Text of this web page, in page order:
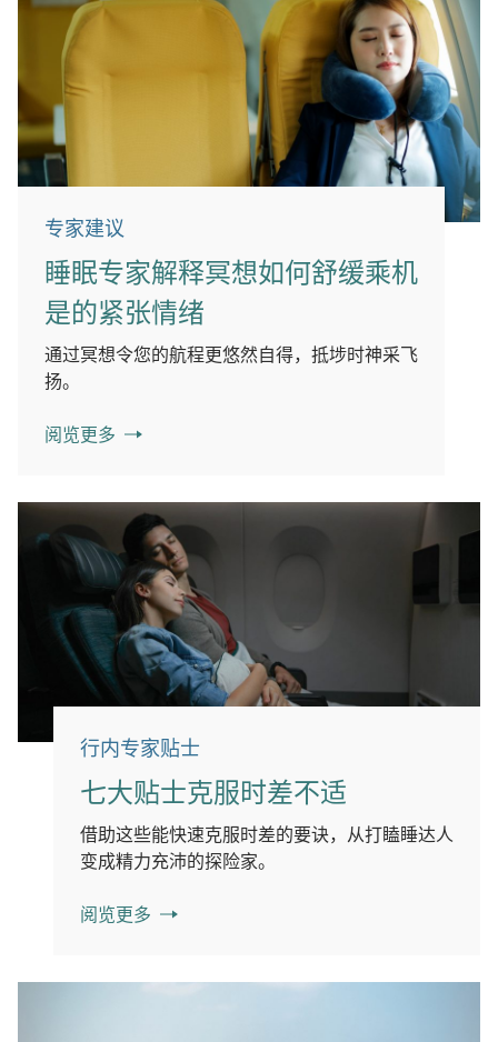
专家建议
睡眠专家解释冥想如何舒缓乘机
是的紧张情绪
通过冥想令您的航程更悠然自得，抵埗时神采飞
扬。
阅览更多
行内专家贴士
七大贴士克服时差不适
借助这些能快速克服时差的要诀，从打瞌睡达人
变成精力充沛的探险家。
阅览更多